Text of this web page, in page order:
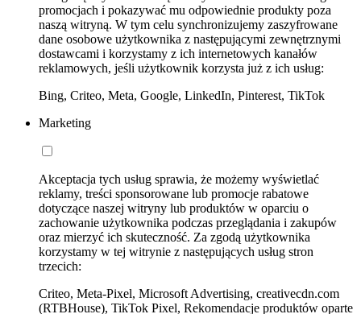
promocjach i pokazywać mu odpowiednie produkty poza
naszą witryną. W tym celu synchronizujemy zaszyfrowane
dane osobowe użytkownika z następującymi zewnętrznymi
dostawcami i korzystamy z ich internetowych kanałów
reklamowych, jeśli użytkownik korzysta już z ich usług:
Bing, Criteo, Meta, Google, LinkedIn, Pinterest, TikTok
Marketing
Akceptacja tych usług sprawia, że możemy wyświetlać
reklamy, treści sponsorowane lub promocje rabatowe
dotyczące naszej witryny lub produktów w oparciu o
zachowanie użytkownika podczas przeglądania i zakupów
oraz mierzyć ich skuteczność. Za zgodą użytkownika
korzystamy w tej witrynie z następujących usług stron
trzecich:
Criteo, Meta-Pixel, Microsoft Advertising, creativecdn.com
(RTBHouse), TikTok Pixel, Rekomendacje produktów oparte